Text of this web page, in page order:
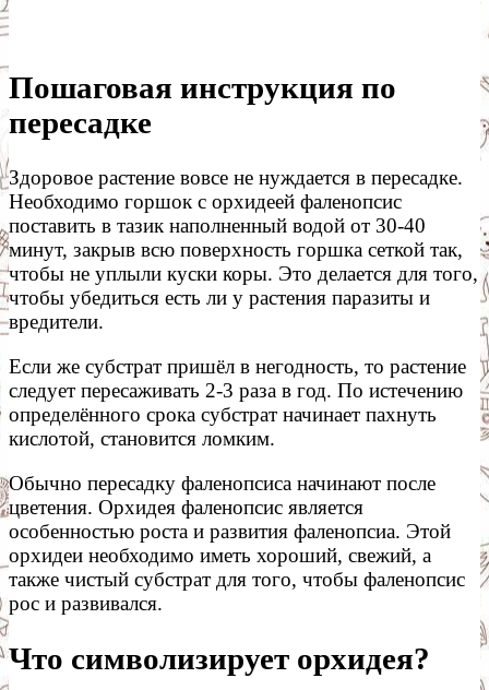
Пошаговая инструкция по
пересадке
Здоровое растение вовсе не нуждается в пересадке.
Необходимо горшок с орхидеей фаленопсис
поставить в тазик наполненный водой от 30-40
минут, закрыв всю поверхность горшка сеткой так,
чтобы не уплыли куски коры. Это делается для того,
чтобы убедиться есть ли у растения паразиты и
вредители.
Если же субстрат пришёл в негодность, то растение
следует пересаживать 2-3 раза в год. По истечению
определённого срока субстрат начинает пахнуть
кислотой, становится ломким.
Обычно пересадку фаленопсиса начинают после
цветения. Орхидея фаленопсис является
особенностью роста и развития фаленопсиа. Этой
орхидеи необходимо иметь хороший, свежий, а
также чистый субстрат для того, чтобы фаленопсис
рос и развивался.
Что символизирует орхидея?